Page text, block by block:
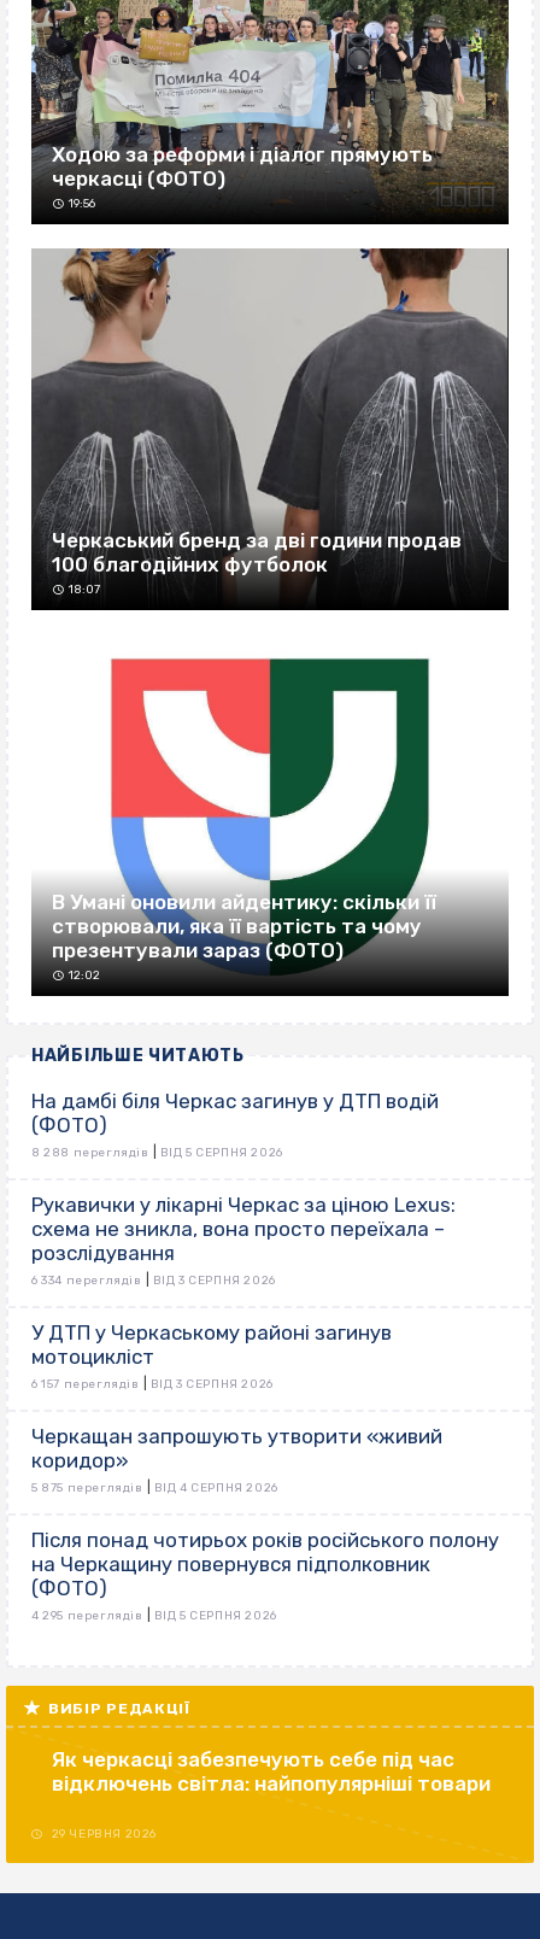
Ходою за реформи і діалог прямують
черкасці (ФОТО)
19:56
Черкаський бренд за дві години продав
100 благодійних футболок
18:07
В Умані оновили айдентику: скільки її
створювали, яка її вартість та чому
презентували зараз (ФОТО)
12:02
НАЙБІЛЬШЕ ЧИТАЮТЬ
На дамбі біля Черкас загинув у ДТП водій
(ФОТО)
8 288 переглядів ВІД 5 СЕРПНЯ 2026
Рукавички у лікарні Черкас за ціною Lexus:
схема не зникла, вона просто переїхала –
розслідування
6 334 переглядів ВІД 3 СЕРПНЯ 2026
У ДТП у Черкаському районі загинув
мотоцикліст
6 157 переглядів ВІД 3 СЕРПНЯ 2026
Черкащан запрошують утворити «живий
коридор»
5 875 переглядів ВІД 4 СЕРПНЯ 2026
Після понад чотирьох років російського полону
на Черкащину повернувся підполковник
(ФОТО)
4 295 переглядів ВІД 5 СЕРПНЯ 2026
ВИБІР РЕДАКЦІЇ
Як черкасці забезпечують себе під час
відключень світла: найпопулярніші товари
29 ЧЕРВНЯ 2026